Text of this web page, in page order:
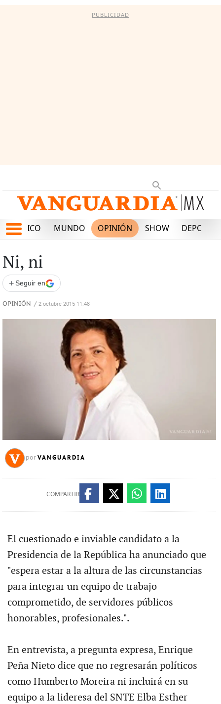
PUBLICIDAD
MÉXICO MUNDO OPINIÓN SHOW
Ni, ni
+ Seguir en
OPINIÓN / 2 octubre 2015 11:48
por VANGUARDIA
COMPARTIR
El cuestionado e inviable candidato a la
Presidencia de la República ha anunciado que
"espera estar a la altura de las circunstancias
para integrar un equipo de trabajo
comprometido, de servidores públicos
honorables, profesionales.".
En entrevista, a pregunta expresa, Enrique
Peña Nieto dice que no regresarán políticos
como Humberto Moreira ni incluirá en su
equipo a la lideresa del SNTE Elba Esther